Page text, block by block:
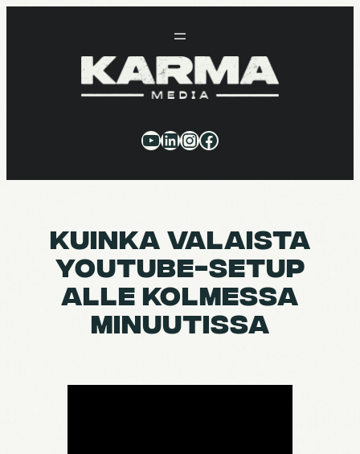
YouTube
LinkedIn
Instagram
Facebook
KUINKA VALAISTA
YOUTUBE-SETUP
ALLE KOLMESSA
MINUU­TISSA